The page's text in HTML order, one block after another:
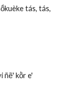
tás, tás,
ñẽ' kõ̀r e'